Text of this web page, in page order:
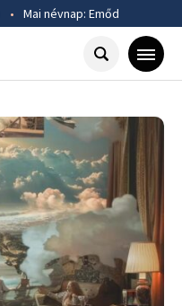
• Mai névnap: Emőd